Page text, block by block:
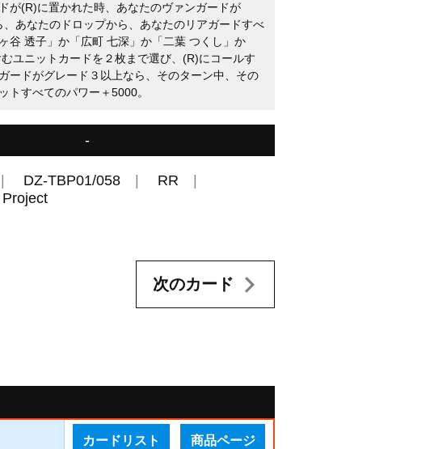
が(R)に置かれた時、あなたのヴァンガードが
、あなたのドロップから、あなたのリアガードすべ
谷 透子」か「広町 七深」か「二葉 つくし」か
むユニットカードを２枚まで選び、(R)にコールす
ードがグレード３以上なら、そのターン中、その
トすべてのパワー＋5000。
-
DZ-TBP01/058
RR
次のカード
カードリスト 商品ページ